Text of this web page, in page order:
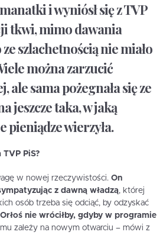
i wyniósł się z TVP
tkwi, mimo dawania
szlachetnością nie miało
można zarzucić
ale sama pożegnała się ze
jeszcze taka, w jaką
pieniądze wierzyła.
PiS?
w nowej rzeczywistości. On
z dawną władzą, której
osób trzeba się odciąć, by odzyskać
nie wróciłby, gdyby w programie
zależy na nowym otwarciu – mówi z